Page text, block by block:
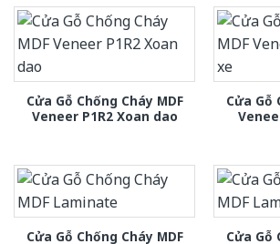
Cửa Gỗ Chống Cháy MDF
Veneer P1R2 Xoan dao
Cửa Gỗ
Cửa Gỗ Chống Cháy MDF
Cửa Gỗ